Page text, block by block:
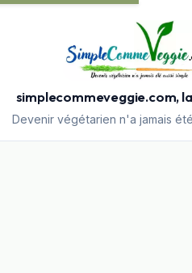
simplecommeveggie.com,
Devenir végétarien n'a jamais